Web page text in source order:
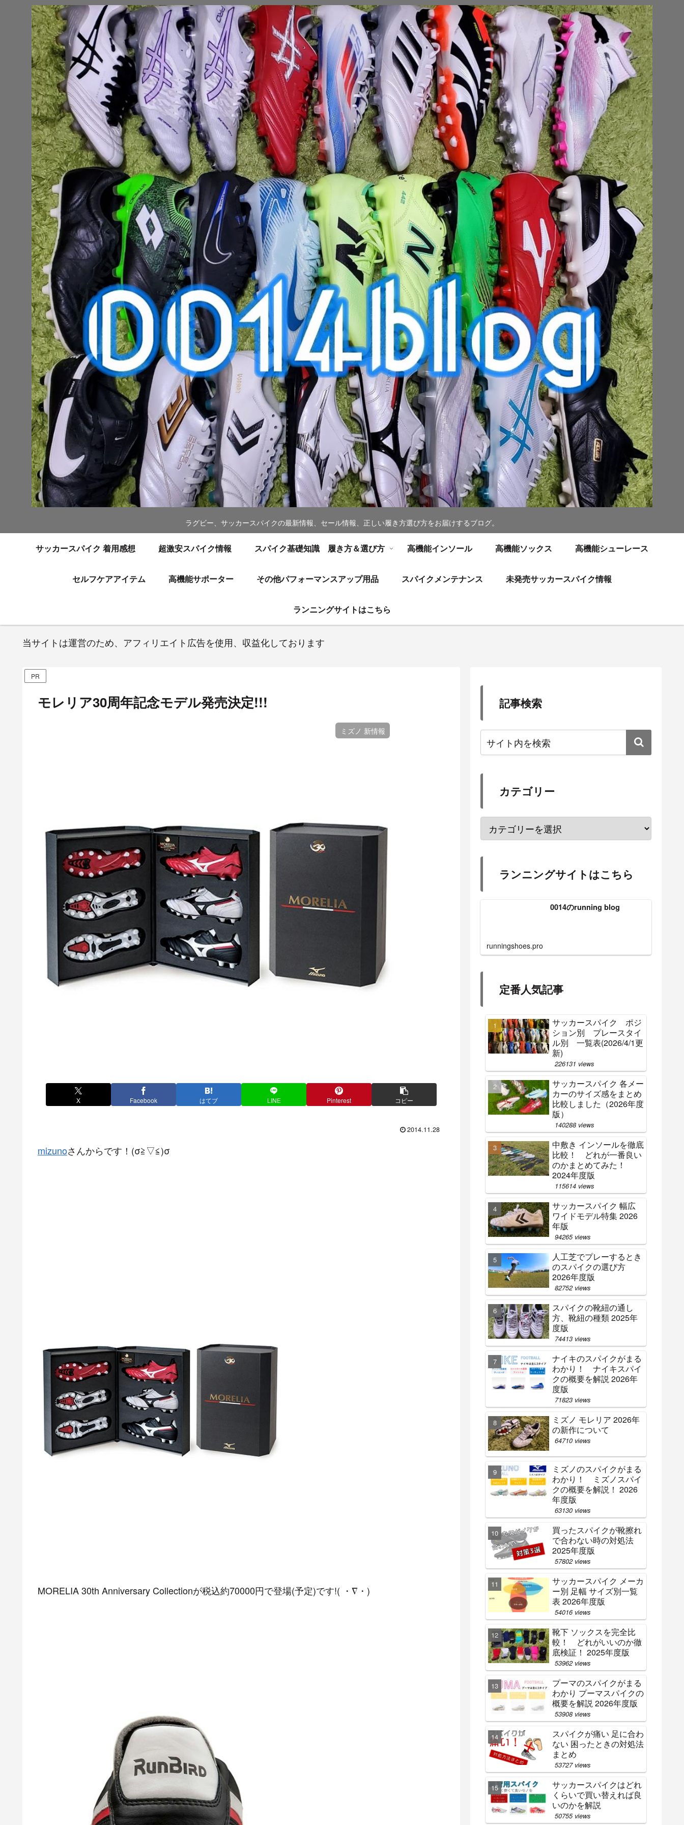
ラグビー、サッカースパイクの最新情報、セール情報、正しい履き方選び方をお届けするブログ。
サッカースパイク 着用感想 超激安スパイク情報 スパイク基礎知識 履き方＆選び方 高機能インソール 高機能ソックス 高機能シューレース
セルフケアアイテム 高機能サポーター その他パフォーマンスアップ用品 スパイクメンテナンス 未発売サッカースパイク情報
ランニングサイトはこちら
当サイトは運営のため、アフィリエイト広告を使用、収益化しております
PR
モレリア30周年記念モデル発売決定!!!
ミズノ 新情報
X Facebook はてブ LINE Pinterest コピー
2014.11.28
mizunoさんからです！(σ≧▽≦)σ
MORELIA 30th Anniversary Collectionが税込約70000円で登場(予定)です!( ・∇・)
記事検索
カテゴリー
ランニングサイトはこちら
0014のrunning blog
runningshoes.pro
定番人気記事
サッカースパイク ポジ
ション別 プレースタイ
ル別 一覧表(2026/4/1更
新)
226131 views
サッカースパイク 各メー
カーのサイズ感をまとめ
比較しました（2026年度
版）
140288 views
中敷き インソールを徹底
比較！ どれが一番良い
のかまとめてみた！
2024年度版
115614 views
サッカースパイク 幅広
ワイドモデル特集 2026
年版
94265 views
人工芝でプレーするとき
のスパイクの選び方
2026年度版
82752 views
スパイクの靴紐の通し
方、靴紐の種類 2025年
度版
74413 views
ナイキのスパイクがまる
わかり！ ナイキスパイ
クの概要を解説 2026年
度版
71823 views
ミズノ モレリア 2026年
の新作について
64710 views
ミズノのスパイクがまる
わかり！ ミズノスパイ
クの概要を解説！ 2026
年度版
63130 views
買ったスパイクが靴擦れ
で合わない時の対処法
2025年度版
57802 views
サッカースパイク メーカ
ー別 足幅 サイズ別一覧
表 2026年度版
54016 views
靴下 ソックスを完全比
較！ どれがいいのか徹
底検証！ 2025年度版
53962 views
プーマのスパイクがまる
わかり プーマスパイクの
概要を解説 2026年度版
53908 views
スパイクが痛い 足に合わ
ない 困ったときの対処法
まとめ
53727 views
サッカースパイクはどれ
くらいで買い替えれば良
いのかを解説
50755 views